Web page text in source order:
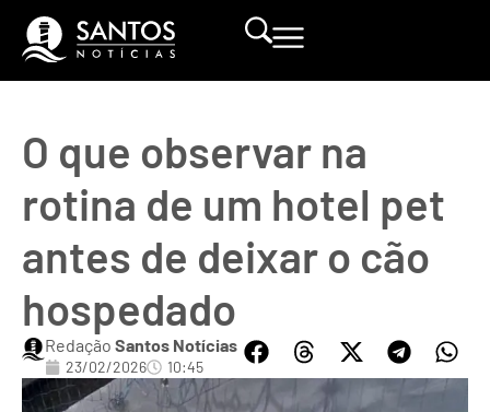
O que observar na
rotina de um hotel pet
antes de deixar o cão
hospedado
Redação Santos Notícias
23/02/2026 10:45